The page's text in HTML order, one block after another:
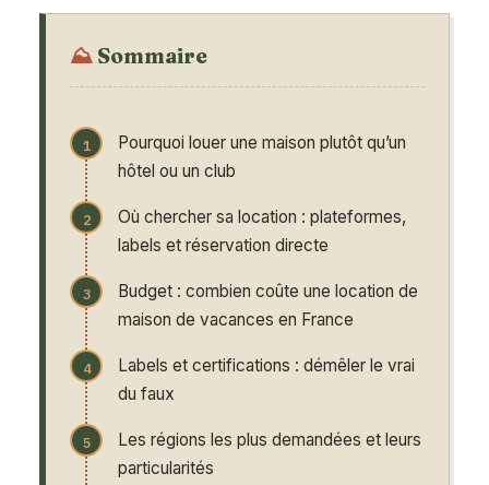
Sommaire
Pourquoi louer une maison plutôt qu’un
hôtel ou un club
Où chercher sa location : plateformes,
labels et réservation directe
Budget : combien coûte une location de
maison de vacances en France
Labels et certifications : démêler le vrai
du faux
Les régions les plus demandées et leurs
particularités